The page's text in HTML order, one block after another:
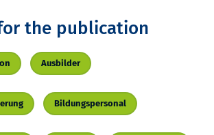
the publication
Ausbilder
Bildungspersonal